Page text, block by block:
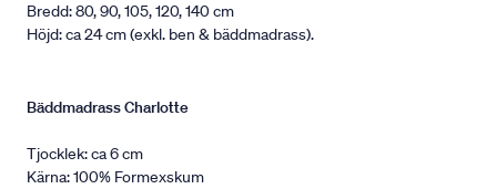
Bredd: 80, 90, 105, 120, 140 cm
Höjd: ca 24 cm (exkl. ben & bäddmadrass).
Bäddmadrass Charlotte
Tjocklek: ca 6 cm
Kärna: 100% Formexskum